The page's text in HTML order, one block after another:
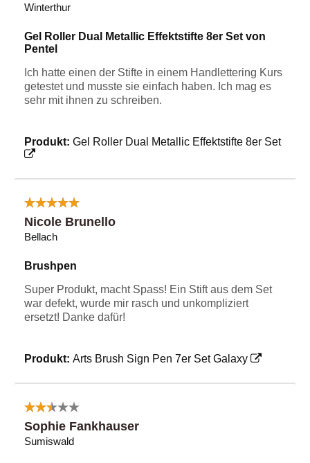
Winterthur
Gel Roller Dual Metallic Effektstifte 8er Set von
Pentel
Ich hatte einen der Stifte in einem Handlettering Kurs
getestet und musste sie einfach haben. Ich mag es
sehr mit ihnen zu schreiben.
Produkt: Gel Roller Dual Metallic Effektstifte 8er Set
Nicole Brunello
Bellach
Brushpen
Super Produkt, macht Spass! Ein Stift aus dem Set
war defekt, wurde mir rasch und unkompliziert
ersetzt! Danke dafür!
Produkt: Arts Brush Sign Pen 7er Set Galaxy
Sophie Fankhauser
Sumiswald